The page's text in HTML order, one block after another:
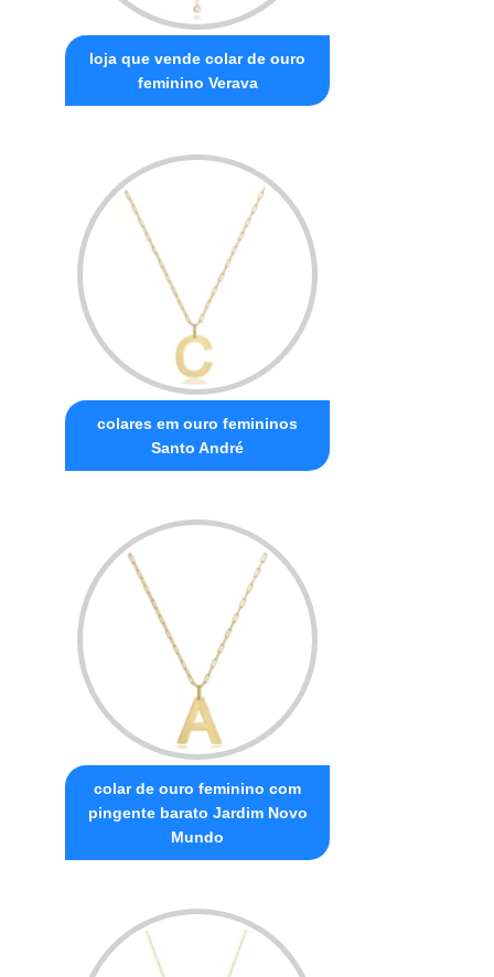
loja que vende colar de ouro
feminino Verava
colares em ouro femininos
Santo André
colar de ouro feminino com
pingente barato Jardim Novo
Mundo